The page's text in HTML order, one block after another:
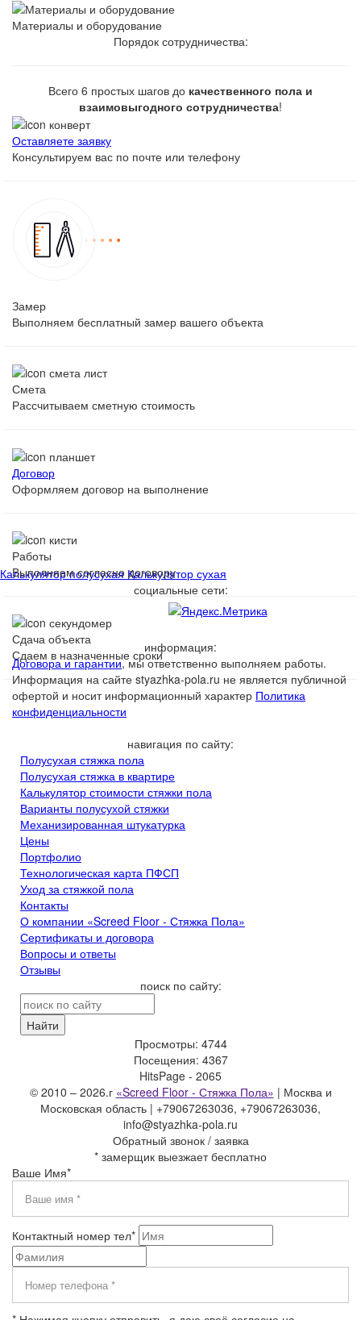
Материалы и оборудование
Порядок сотрудничества:
Всего 6 простых шагов до качественного пола и
взаимовыгодного сотрудничества!
Оставляете заявку
Консультируем вас по почте или телефону
Замер
Выполняем бесплатный замер вашего объекта
Смета
Рассчитываем сметную стоимость
Договор
Оформляем договор на выполнение
Работы
Выполняем согласно договору
Сдача объекта
Сдаем в назначенные сроки
Калькулятор полусухая Калькулятор сухая
социальные сети:
информация:
Договора и гарантии, мы ответственно выполняем работы.
Информация на сайте styazhka-pola.ru не является публичной
офертой и носит информационный характер Политика
конфиденциальности
навигация по сайту:
Полусухая стяжка пола
Полусухая стяжка в квартире
Калькулятор стоимости стяжки пола
Варианты полусухой стяжки
Механизированная штукатурка
Цены
Портфолио
Технологическая карта ПФСП
Уход за стяжкой пола
Контакты
О компании «Screed Floor - Стяжка Пола»
Сертификаты и договора
Вопросы и ответы
Отзывы
поиск по сайту:
Найти
Просмотры: 4744
Посещения: 4367
HitsPage - 2065
© 2010 – 2026.г «Screed Floor - Стяжка Пола» | Москва и
Московская область | +79067263036, +79067263036,
info@styazhka-pola.ru
Обратный звонок / заявка
* замерщик выезжает бесплатно
Ваше Имя*
Контактный номер тел*